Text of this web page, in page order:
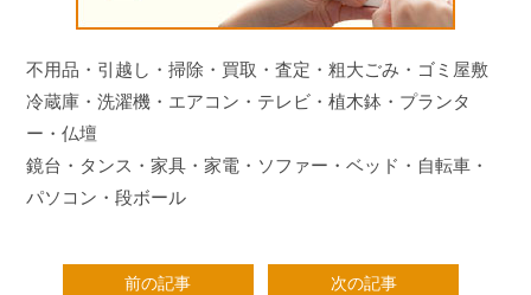
不用品・引越し・掃除・買取・査定・粗大ごみ・ゴミ屋敷
冷蔵庫・洗濯機・エアコン・テレビ・植木鉢・プランタ
ー・仏壇
鏡台・タンス・家具・家電・ソファー・ベッド・自転車・
パソコン・段ボール
前の記事 次の記事